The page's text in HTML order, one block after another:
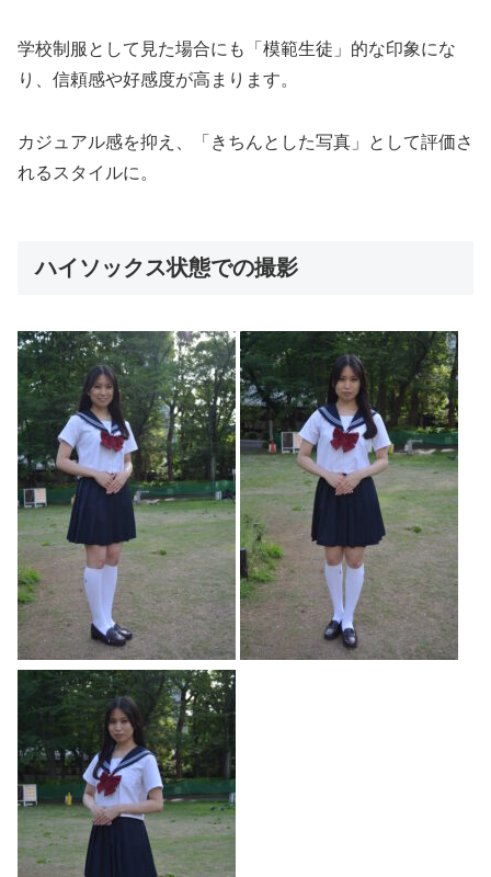
学校制服として見た場合にも「模範生徒」的な印象にな
り、信頼感や好感度が高まります。
カジュアル感を抑え、「きちんとした写真」として評価さ
れるスタイルに。
ハイソックス状態での撮影